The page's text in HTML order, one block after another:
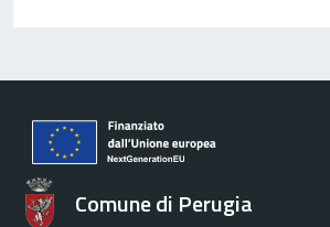
Comune di Perugia